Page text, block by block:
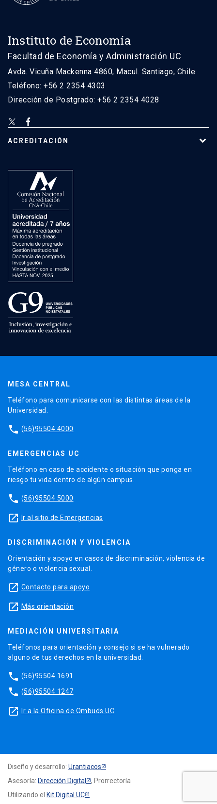
Instituto de Economía
Facultad de Economía y Administración UC
Avda. Vicuña Mackenna 4860, Macul. Santiago, Chile
Teléfono: +56 2 2354 4303
Dirección de Postgrado: +56 2 2354 4028
ACREDITACIÓN
MESA CENTRAL
Teléfono para comunicarse con las distintas áreas de la
Universidad.
phone (56)95504 4000
EMERGENCIAS UC
Teléfono en caso de accidente o situación que ponga en
riesgo tu vida dentro de algún campus.
phone (56)95504 5000
launch Ir al sitio de Emergencias
DISCRIMINACIÓN Y VIOLENCIA
Orientación y apoyo en casos de discriminación, violencia de
género o violencia sexual.
launch Contacto para apoyo
launch Más orientación
MEDIACIÓN UNIVERSITARIA
Teléfonos para orientación y consejo si se ha vulnerado
alguno de tus derechos en la universidad.
phone (56)95504 1691
phone (56)95504 1247
launch Ir a la Oficina de Ombuds UC
Diseño y desarrollo: Urantiacos
Asesoría: Dirección Digital
, Prorrectoría
Utilizando el Kit Digital UC